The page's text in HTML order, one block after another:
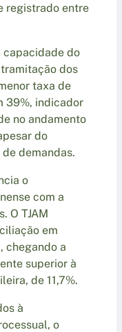
registrado entre
capacidade do
dos
taxa de
39%, indicador
no andamento
do
demandas.
o
com a
O TJAM
em
chegando a
superior à
de 11,7%.
à
o